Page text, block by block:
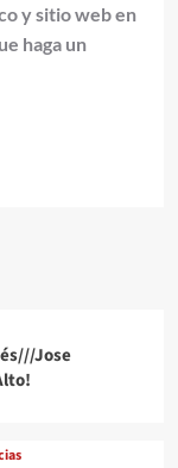
y sitio web en
haga un
Jose